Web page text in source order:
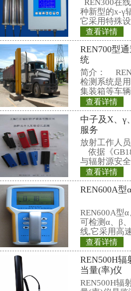
伊朗议会在信函中
平”解决伊朗核问题
只能要求伊朗政府
行突击核查的《不
上的签字。
另据伊朗伊斯兰共
艾哈迈迪－内贾德
际条约使国家权利
虑条约的有效性。
相关产品
种
它